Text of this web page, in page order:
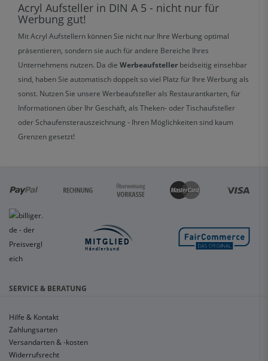
Acryl Aufsteller in DIN A 5 - nicht nur für
Werbung gut!
Mit Acryl Aufstellern können Sie nicht nur Ihre Werbung optimal
präsentieren, sondern sie auch für andere Bereiche Ihres
Unternehmens nutzen. Da die Werbeaufsteller beidseitig einsehbar
sind, haben Sie automatisch doppelt so viel Platz für Ihre Werbung als
sonst. Nutzen Sie unsere Werbeaufsteller als Restaurantkarten, für
Informationen über Ihr Geschäft, als Theken- oder Tischaufsteller
oder Schaufensterauszeichnung - Ihren Möglichkeiten sind kaum
Grenzen gesetzt!
SERVICE & BERATUNG
Hilfe & Kontakt
Zahlungsarten
Versandarten & -kosten
Widerrufsrecht